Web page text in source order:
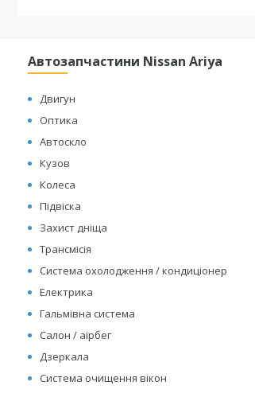
Автозапчастини Nissan Ariya
Двигун
Оптика
Автоскло
Кузов
Колеса
Підвіска
Захист дніща
Трансмісія
Система охолодження / кондиціонер
Електрика
Гальмівна система
Салон / аірбег
Дзеркала
Система очищення вікон